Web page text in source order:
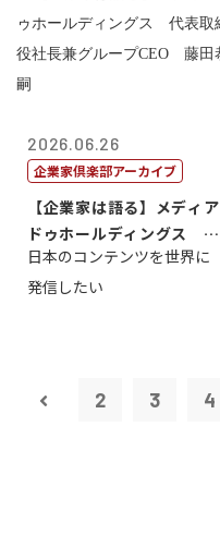
2026.06.26
企業家倶楽部アーカイブ
【企業家は語る】メディア
ドゥホールディングス 代
表取締役社長...
日本のコンテンツを世界に
発信したい
2 3 4